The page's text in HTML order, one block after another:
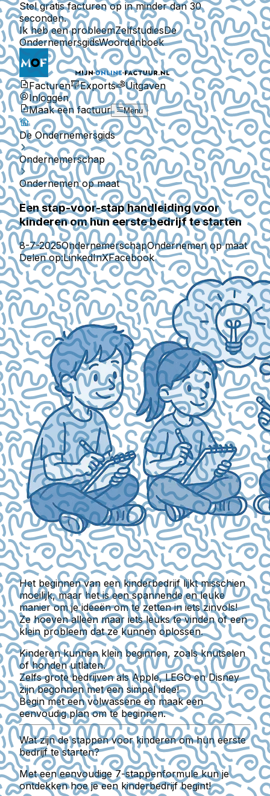
Stel gratis facturen op in minder dan 30
seconden.
Ik heb een probleemZelfstudiesDe
OndernemersgidsWoordenboek
Facturen Exports
Uitgaven
Inloggen
Maak een factuur
Menu
De Ondernemersgids
Ondernemerschap
Ondernemen op maat
Een stap-voor-stap handleiding voor
kinderen om hun eerste bedrijf te starten
8-7-2025OndernemerschapOndernemen op maat
Delen op:LinkedInXFacebook
Het beginnen van een kinderbedrijf lijkt misschien
moeilijk, maar het is een spannende en leuke
manier om je ideeën om te zetten in iets zinvols!
Ze hoeven alleen maar iets leuks te vinden of een
klein probleem dat ze kunnen oplossen.
Kinderen kunnen klein beginnen, zoals knutselen
of honden uitlaten.
Zelfs grote bedrijven als Apple, LEGO en Disney
zijn begonnen met een simpel idee!
Begin met een volwassene en maak een
eenvoudig plan om te beginnen.
Wat zijn de stappen voor kinderen om hun eerste
bedrijf te starten?
Met een eenvoudige 7-stappenformule kun je
ontdekken hoe je een kinderbedrijf begint!